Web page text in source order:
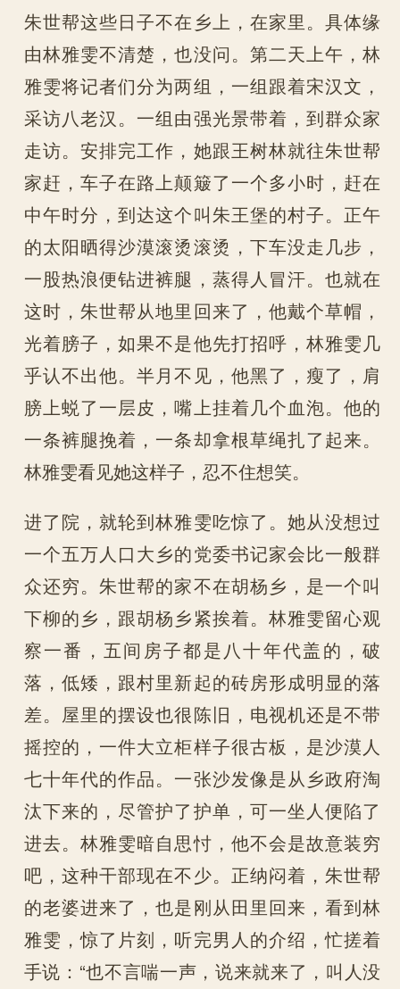
朱世帮这些日子不在乡上，在家里。具体缘
由林雅雯不清楚，也没问。第二天上午，林
雅雯将记者们分为两组，一组跟着宋汉文，
采访八老汉。一组由强光景带着，到群众家
走访。安排完工作，她跟王树林就往朱世帮
家赶，车子在路上颠簸了一个多小时，赶在
中午时分，到达这个叫朱王堡的村子。正午
的太阳晒得沙漠滚烫滚烫，下车没走几步，
一股热浪便钻进裤腿，蒸得人冒汗。也就在
这时，朱世帮从地里回来了，他戴个草帽，
光着膀子，如果不是他先打招呼，林雅雯几
乎认不出他。半月不见，他黑了，瘦了，肩
膀上蜕了一层皮，嘴上挂着几个血泡。他的
一条裤腿挽着，一条却拿根草绳扎了起来。
林雅雯看见她这样子，忍不住想笑。
进了院，就轮到林雅雯吃惊了。她从没想过
一个五万人口大乡的党委书记家会比一般群
众还穷。朱世帮的家不在胡杨乡，是一个叫
下柳的乡，跟胡杨乡紧挨着。林雅雯留心观
察一番，五间房子都是八十年代盖的，破
落，低矮，跟村里新起的砖房形成明显的落
差。屋里的摆设也很陈旧，电视机还是不带
摇控的，一件大立柜样子很古板，是沙漠人
七十年代的作品。一张沙发像是从乡政府淘
汰下来的，尽管护了护单，可一坐人便陷了
进去。林雅雯暗自思忖，他不会是故意装穷
吧，这种干部现在不少。正纳闷着，朱世帮
的老婆进来了，也是刚从田里回来，看到林
雅雯，惊了片刻，听完男人的介绍，忙搓着
手说：“也不言喘一声，说来就来了，叫人没